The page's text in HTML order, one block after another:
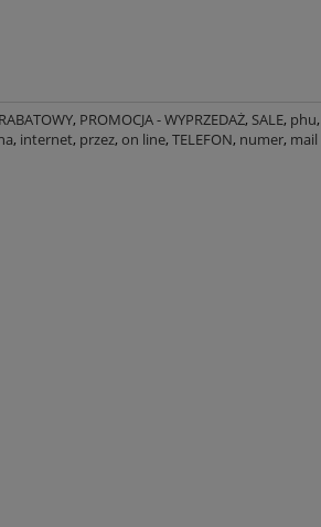
, PROMOCJA - WYPRZEDAŻ, SALE, phu,
, internet, przez, on line, TELEFON, numer, mail